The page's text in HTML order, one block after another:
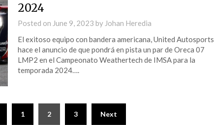
2024
Posted on June 9, 2023 by Johan Heredia
El exitoso equipo con bandera americana, United Autosports,
hace el anuncio de que pondrá en pista un par de Oreca 07
LMP2 en el Campeonato Weathertech de IMSA para la
temporada 2024….
1 2 3 Next